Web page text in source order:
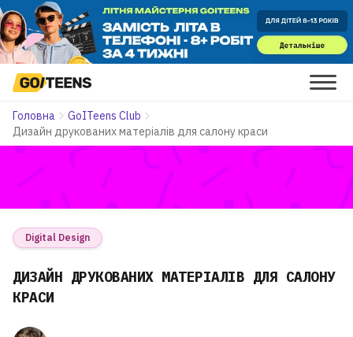
Головна
GoITeens Club
Дизайн друкованих матеріалів для салону краси
Digital Design
ДИЗАЙН ДРУКОВАНИХ МАТЕРІАЛІВ ДЛЯ САЛОНУ
КРАСИ